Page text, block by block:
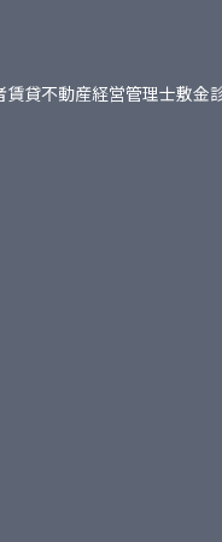
賃貸不動産経営管理士敷金